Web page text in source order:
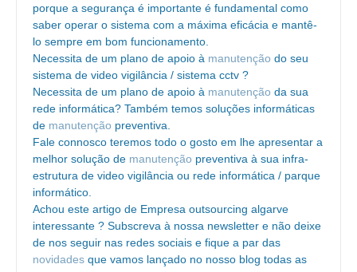
porque a segurança é importante é fundamental como
saber operar o sistema com a máxima eficácia e mantê-
lo sempre em bom funcionamento.
Necessita de um plano de apoio à manutenção do seu
sistema de video vigilância / sistema cctv ?
Necessita de um plano de apoio à manutenção da sua
rede informática? Também temos soluções informáticas
de manutenção preventiva.
Fale connosco teremos todo o gosto em lhe apresentar a
melhor solução de manutenção preventiva à sua infra-
estrutura de video vigilância ou rede informática / parque
informático.
Achou este artigo de Empresa outsourcing algarve
interessante ? Subscreva à nossa newsletter e não deixe
de nos seguir nas redes sociais e fique a par das
novidades que vamos lançado no nosso blog todas as